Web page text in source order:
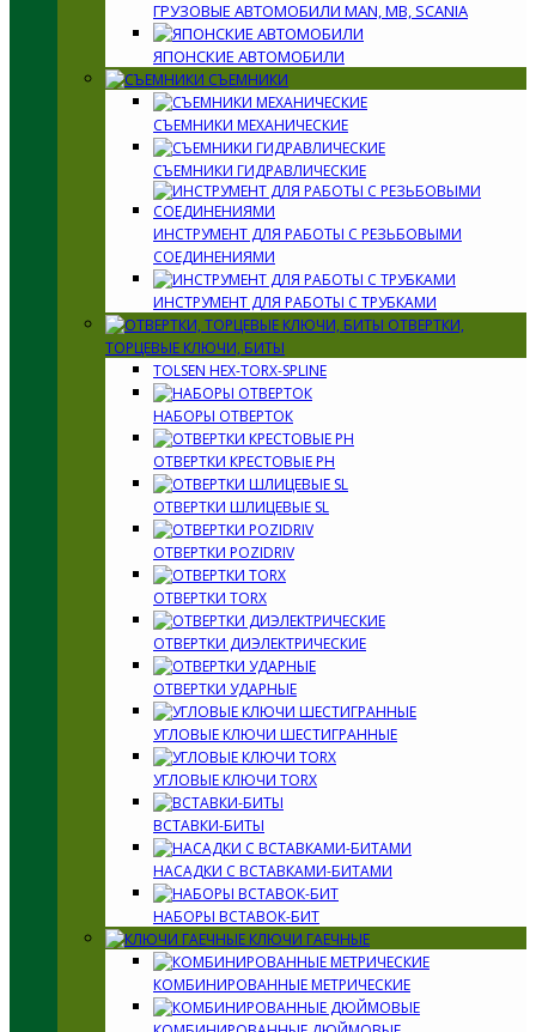
ГРУЗОВЫЕ АВТОМОБИЛИ MAN, MB, SCANIA
ЯПОНСКИЕ АВТОМОБИЛИ
СЪЕМНИКИ
СЪЕМНИКИ МЕХАНИЧЕСКИЕ
СЪЕМНИКИ ГИДРАВЛИЧЕСКИЕ
ИНСТРУМЕНТ ДЛЯ РАБОТЫ С РЕЗЬБОВЫМИ
СОЕДИНЕНИЯМИ
ИНСТРУМЕНТ ДЛЯ РАБОТЫ С ТРУБКАМИ
ОТВЕРТКИ,
ТОРЦЕВЫЕ КЛЮЧИ, БИТЫ
TOLSEN HEX-TORX-SPLINE
НАБОРЫ ОТВЕРТОК
ОТВЕРТКИ КРЕСТОВЫЕ PH
ОТВЕРТКИ ШЛИЦЕВЫЕ SL
ОТВЕРТКИ POZIDRIV
ОТВЕРТКИ TORX
ОТВЕРТКИ ДИЭЛЕКТРИЧЕСКИЕ
ОТВЕРТКИ УДАРНЫЕ
УГЛОВЫЕ КЛЮЧИ ШЕСТИГРАННЫЕ
УГЛОВЫЕ КЛЮЧИ TORX
ВСТАВКИ-БИТЫ
НАСАДКИ С ВСТАВКАМИ-БИТАМИ
НАБОРЫ ВСТАВОК-БИТ
КЛЮЧИ ГАЕЧНЫЕ
КОМБИНИРОВАННЫЕ МЕТРИЧЕСКИЕ